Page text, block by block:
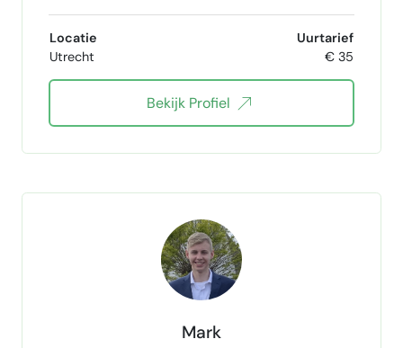
WordPress pro
Shopify Beheer Website design shopify
Locatie
Utrecht
Uurtarief
€ 35
Bekijk Profiel
Mark